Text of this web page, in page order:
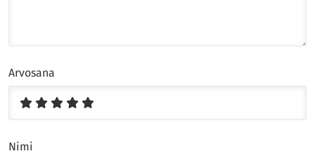
Arvosana
Nimi